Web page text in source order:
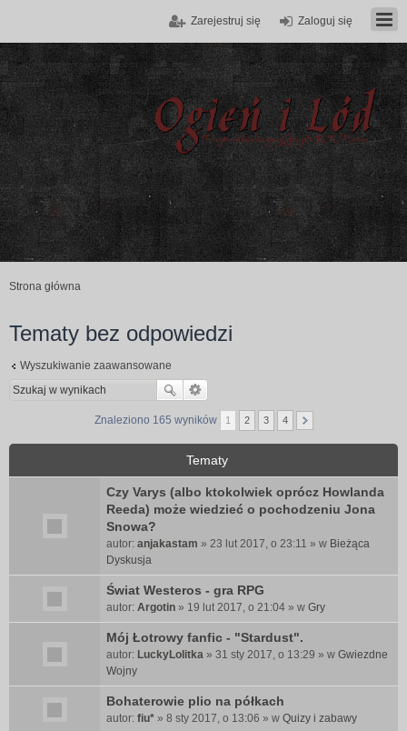
Zaloguj się
Zarejestruj się
Strona główna
Tematy bez odpowiedzi
Wyszukiwanie zaawansowane
Znaleziono 165 wyników 1 2 3 4
Tematy
Czy Varys (albo ktokolwiek oprócz Howlanda
Reeda) może wiedzieć o pochodzeniu Jona
Snowa?
autor: anjakastam » 23 lut 2017, o 23:11 » w Bieżąca
Dyskusja
Świat Westeros - gra RPG
autor: Argotin » 19 lut 2017, o 21:04 » w Gry
Mój Łotrowy fanfic - "Stardust".
autor: LuckyLolitka » 31 sty 2017, o 13:29 » w Gwiezdne
Wojny
Bohaterowie plio na półkach
autor: fiu* » 8 sty 2017, o 13:06 » w Quizy i zabawy